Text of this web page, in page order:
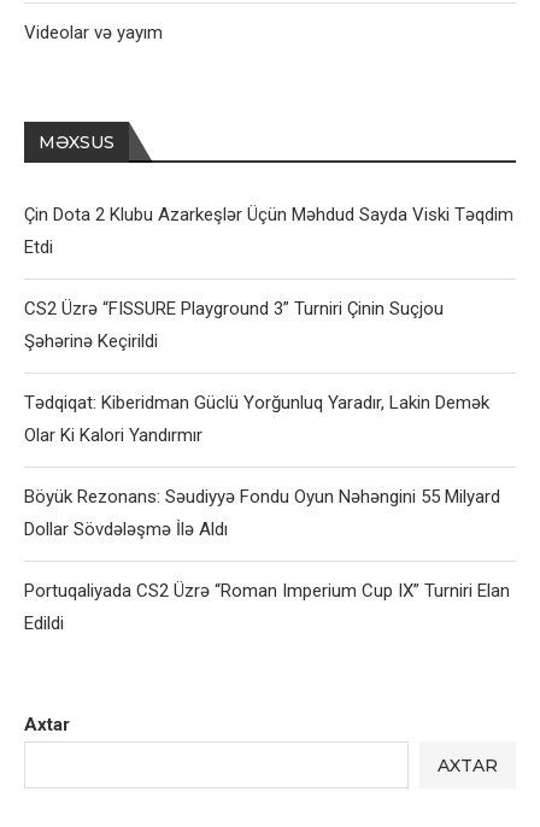
Axtar
AXTAR
Videolar və yayım
MƏXSUS
Çin Dota 2 Klubu Azarkeşlər Üçün Məhdud Sayda Viski Təqdim
Etdi
CS2 Üzrə “FISSURE Playground 3” Turniri Çinin Suçjou
Şəhərinə Keçirildi
Tədqiqat: Kiberidman Güclü Yorğunluq Yaradır, Lakin Demək
Olar Ki Kalori Yandırmır
Böyük Rezonans: Səudiyyə Fondu Oyun Nəhəngini 55 Milyard
Dollar Sövdələşmə İlə Aldı
Portuqaliyada CS2 Üzrə “Roman Imperium Cup IX” Turniri Elan
Edildi